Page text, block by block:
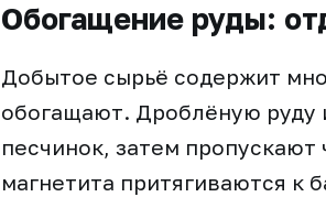
Обогащение руды:
Добытое сырьё содержит
обогащают. Дроблёную руду
песчинок, затем
магнетита притягиваются к